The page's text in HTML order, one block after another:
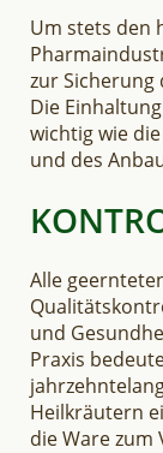
Um stets den
zur
Die
wichtig wie
und des
Alle
und
Praxis
Heilkräutern
die Ware zum